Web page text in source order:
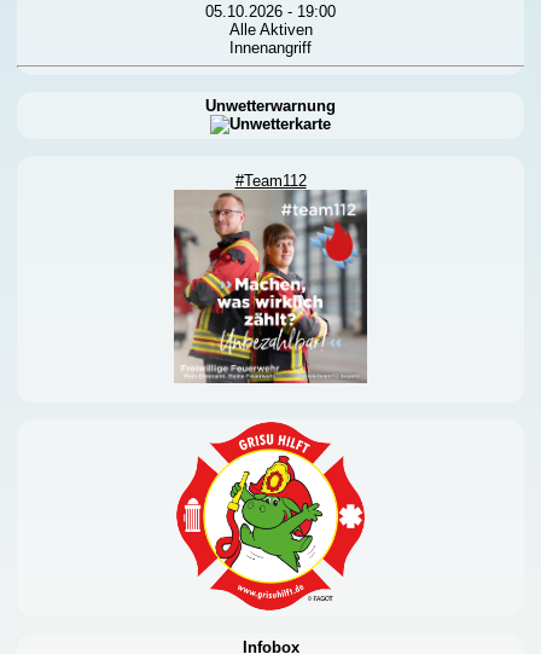
05.10.2026 - 19:00
Alle Aktiven
Innenangriff
Unwetterwarnung
#Team112
Infobox